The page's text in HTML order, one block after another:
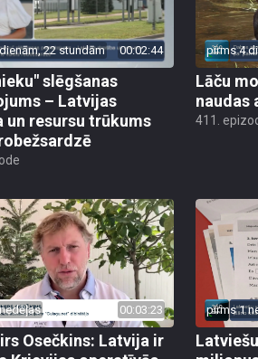
22 stundām 00:02:44
slēgšanas
– Latvijas
un resursu trūkums
pirms 4
Lāču
naudas
411.
00:03:23
Osečkins: Latvija ir
pirms 1